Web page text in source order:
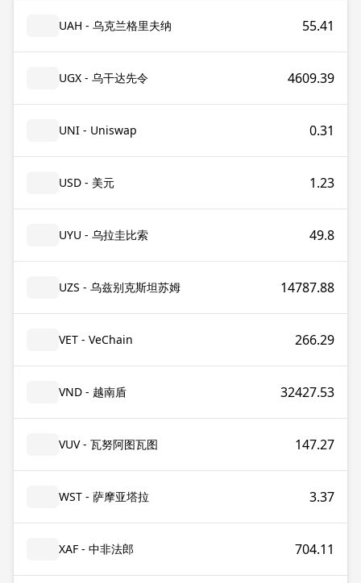
UAH - 乌克兰格里夫纳 55.41
UGX - 乌干达先令 4609.39
UNI - Uniswap 0.31
USD - 美元 1.23
UYU - 乌拉圭比索 49.8
UZS - 乌兹别克斯坦苏姆 14787.88
VET - VeChain 266.29
VND - 越南盾 32427.53
VUV - 瓦努阿图瓦图 147.27
WST - 萨摩亚塔拉 3.37
XAF - 中非法郎 704.11